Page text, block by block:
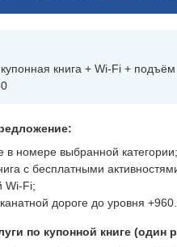
книга + Wi‑Fi +
в номере выбранной категории;
с бесплатными
Wi‑Fi;
дороге до уровня +960.
по купонной книге